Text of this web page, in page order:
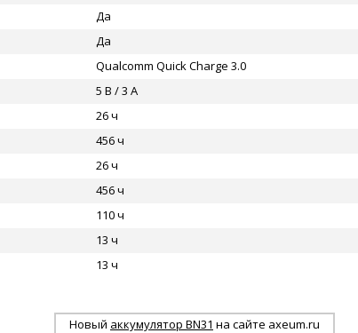
Да
Да
Qualcomm Quick Charge 3.0
5 В / 3 А
26 ч
456 ч
26 ч
456 ч
110 ч
13 ч
13 ч
Новый аккумулятор BN31 на сайте axeum.ru